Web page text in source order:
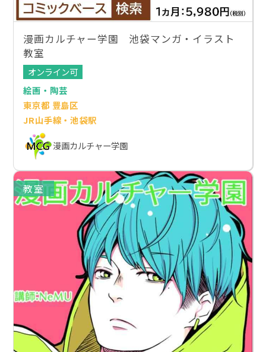
漫画カルチャー学園 池袋マンガ・イラスト
教室
オンライン可
絵画・陶芸
東京都 豊島区
JR山手線・池袋駅
漫画カルチャー学園
教室